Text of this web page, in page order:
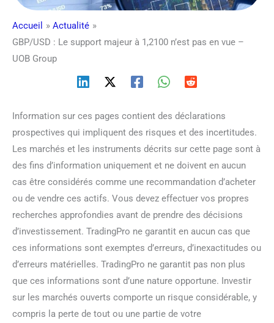
Accueil
Actualité
GBP/USD : Le support majeur à 1,2100 n’est pas en vue –
UOB Group
Information sur ces pages contient des déclarations
prospectives qui impliquent des risques et des incertitudes.
Les marchés et les instruments décrits sur cette page sont à
des fins d’information uniquement et ne doivent en aucun
cas être considérés comme une recommandation d’acheter
ou de vendre ces actifs. Vous devez effectuer vos propres
recherches approfondies avant de prendre des décisions
d’investissement. TradingPro ne garantit en aucun cas que
ces informations sont exemptes d’erreurs, d’inexactitudes ou
d’erreurs matérielles. TradingPro ne garantit pas non plus
que ces informations sont d’une nature opportune. Investir
sur les marchés ouverts comporte un risque considérable, y
compris la perte de tout ou une partie de votre